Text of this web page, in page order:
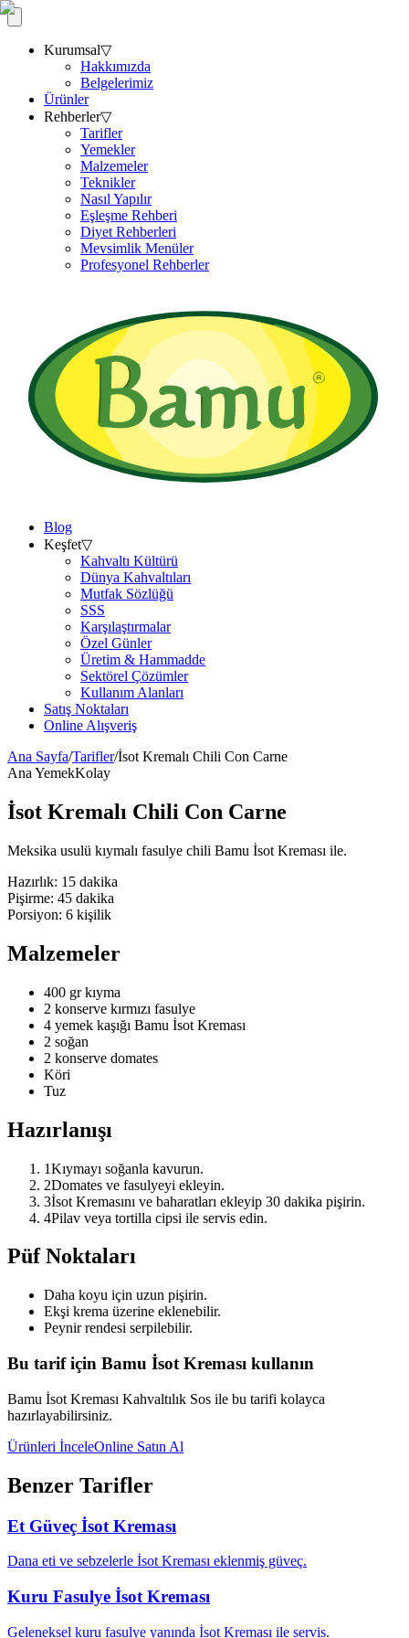
Kurumsal▽
Hakkımızda
Belgelerimiz
Ürünler
Rehberler▽
Tarifler
Yemekler
Malzemeler
Teknikler
Nasıl Yapılır
Eşleşme Rehberi
Diyet Rehberleri
Mevsimlik Menüler
Profesyonel Rehberler
Blog
Keşfet▽
Kahvaltı Kültürü
Dünya Kahvaltıları
Mutfak Sözlüğü
SSS
Karşılaştırmalar
Özel Günler
Üretim & Hammadde
Sektörel Çözümler
Kullanım Alanları
Satış Noktaları
Online Alışveriş
Ana Sayfa/Tarifler/İsot Kremalı Chili Con Carne
Ana YemekKolay
İsot Kremalı Chili Con Carne
Meksika usulü kıymalı fasulye chili Bamu İsot Kreması ile.
Hazırlık: 15 dakika
Pişirme: 45 dakika
Porsiyon: 6 kişilik
Malzemeler
400 gr kıyma
2 konserve kırmızı fasulye
4 yemek kaşığı Bamu İsot Kreması
2 soğan
2 konserve domates
Köri
Tuz
Hazırlanışı
1Kıymayı soğanla kavurun.
2Domates ve fasulyeyi ekleyin.
3İsot Kremasını ve baharatları ekleyip 30 dakika pişirin.
4Pilav veya tortilla cipsi ile servis edin.
Püf Noktaları
Daha koyu için uzun pişirin.
Ekşi krema üzerine eklenebilir.
Peynir rendesi serpilebilir.
Bu tarif için Bamu İsot Kreması kullanın
Bamu İsot Kreması Kahvaltılık Sos ile bu tarifi kolayca
hazırlayabilirsiniz.
Ürünleri İnceleOnline Satın Al
Benzer Tarifler
Et Güveç İsot Kreması
Dana eti ve sebzelerle İsot Kreması eklenmiş güveç.
Kuru Fasulye İsot Kreması
Geleneksel kuru fasulye yanında İsot Kreması ile servis.